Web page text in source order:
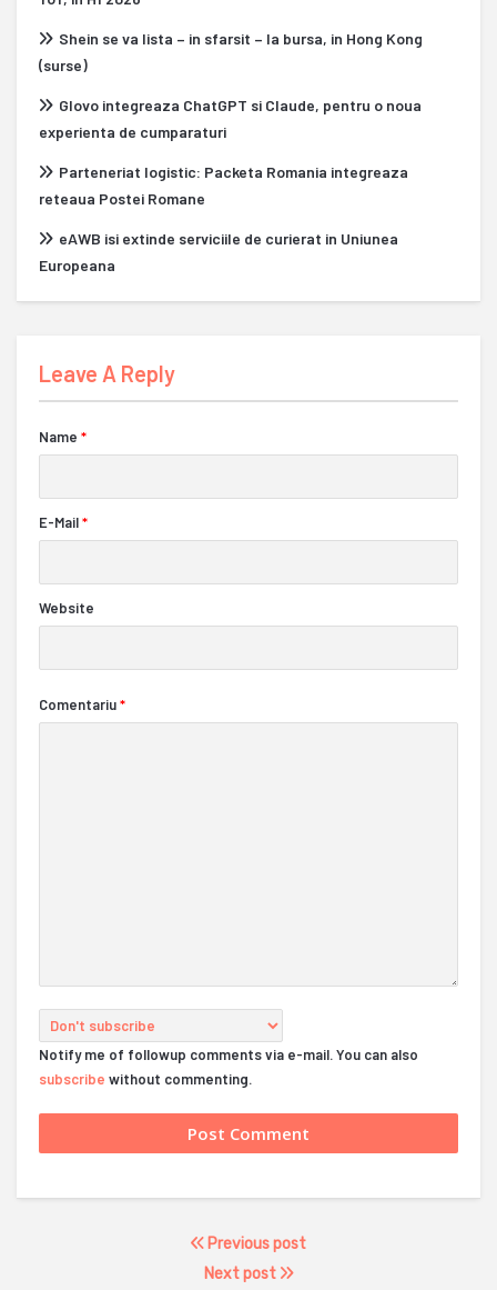
Shein se va lista – in sfarsit – la bursa, in Hong Kong
(surse)
Glovo integreaza ChatGPT si Claude, pentru o noua
experienta de cumparaturi
Parteneriat logistic: Packeta Romania integreaza
reteaua Postei Romane
eAWB isi extinde serviciile de curierat in Uniunea
Europeana
Leave A Reply
Name *
E-Mail*
Website
Comentariu*
Notify me of followup comments via e-mail. You can also
subscribe without commenting.
Previous post
Next post